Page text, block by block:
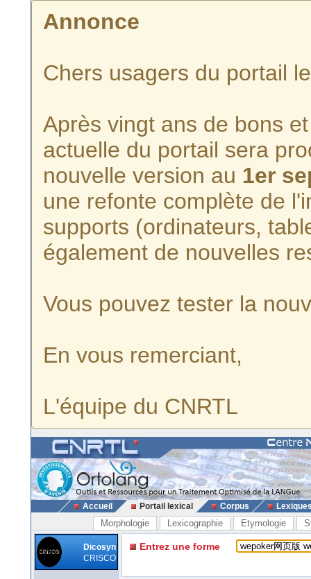
Annonce
Chers usagers du portail
Après vingt ans de bons
actuelle du portail sera
nouvelle version au 1er
une refonte complète de
supports (ordinateurs,
également de nouvelles
Vous pouvez tester la
En vous remerciant,
L'équipe du CNRTL
Accueil Portail lexical Corpus
Morphologie Lexicographie Etymologie
Dicosyn
CRISCO
Entrez une forme